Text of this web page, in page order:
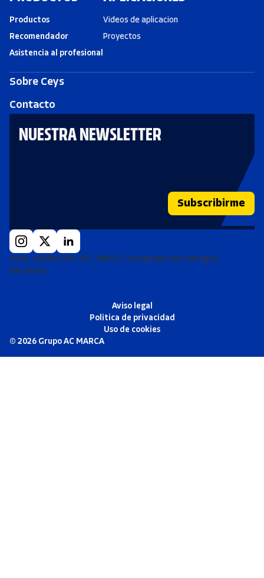
Productos
Recomendador
Asistencia al profesional
Videos de aplicacion
Proyectos
Sobre Ceys
Contacto
NUESTRA NEWSLETTER
Subscribirme
Avda. Carrilet 293-297, 08907, L'Hospitalet de Llobregat,
Barcelona
Aviso legal
Politica de privacidad
Uso de cookies
© 2026 Grupo AC MARCA